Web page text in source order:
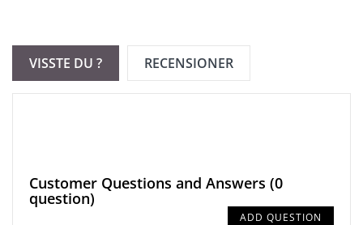
VISSTE DU ? RECENSIONER
Customer Questions and Answers (0
question)
ADD QUESTION